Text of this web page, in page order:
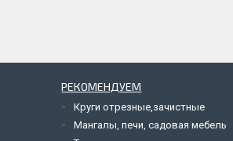
РЕКОМЕНДУЕМ
Круги отрезные,зачистные
Мангалы, печи, садовая мебель